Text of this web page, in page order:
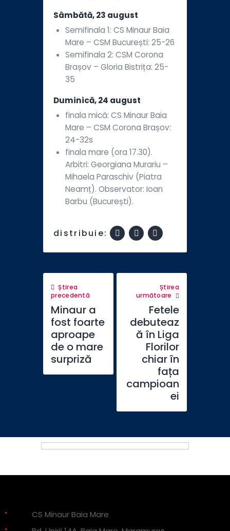
Sâmbătă, 23 august
Semifinala 1: CS Minaur Baia
Mare – CSM București: 25-26
Semifinala 2: CSM Corona
Brașov – Gloria Bistrița: 25-
35
Duminică, 24 august
finala mică: CS Minaur Baia
Mare – CSM Corona Brașov:
24-32s
finala mare (ora 17.30).
Arbitri: Georgiana Murariu –
Mihaela Paraschiv (Piatra
Neamț). Observator: Ioan
Barbu (București).
distribuie:
Știrea
precedentă
Minaur a
fost foarte
aproape
de o mare
surpriză
Știrea
următoare
Fetele
debuteaz
ă în Liga
Florilor
chiar în
fața
campioan
ei
CS Minaur Baia Mare